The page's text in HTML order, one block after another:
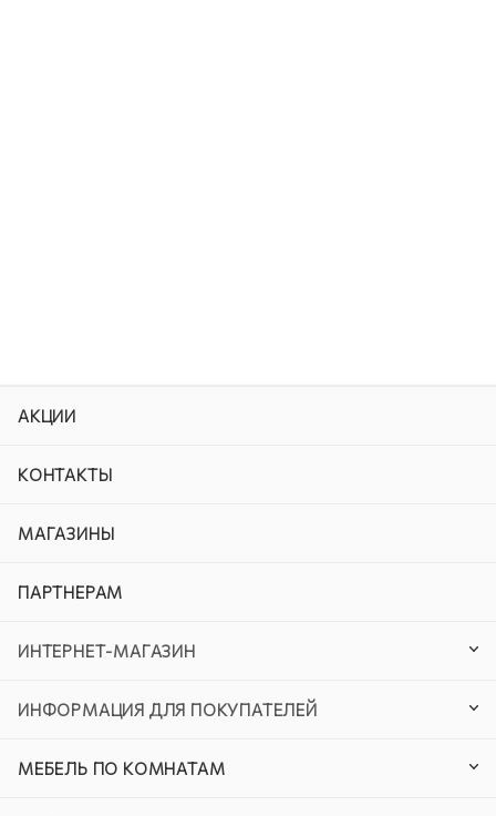
АКЦИИ
КОНТАКТЫ
МАГАЗИНЫ
ПАРТНЕРАМ
ИНТЕРНЕТ-МАГАЗИН
ИНФОРМАЦИЯ ДЛЯ ПОКУПАТЕЛЕЙ
МЕБЕЛЬ ПО КОМНАТАМ